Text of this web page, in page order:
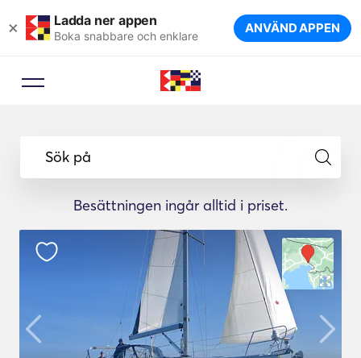
× Ladda ner appen
Boka snabbare och enklare ANVÄND APPEN
Sök på
Besättningen ingår alltid i priset.